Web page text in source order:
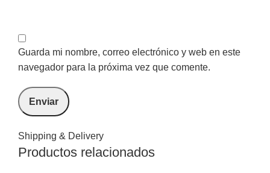
Guarda mi nombre, correo electrónico y web en este
navegador para la próxima vez que comente.
Shipping & Delivery
Productos relacionados